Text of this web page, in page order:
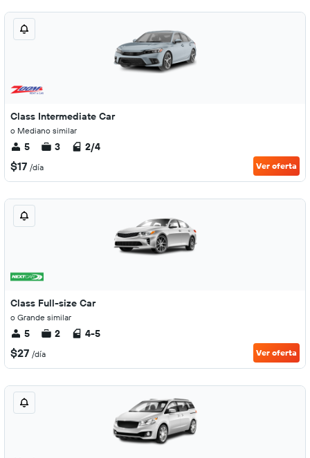
Class Intermediate Car
o Mediano similar
5 3 2/4
$17 /día Ver oferta
Class Full-size Car
o Grande similar
5 2 4-5
$27 /día Ver oferta